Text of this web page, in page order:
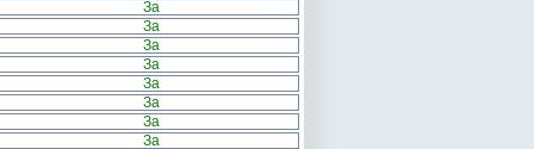
За
За
За
За
За
За
За
За